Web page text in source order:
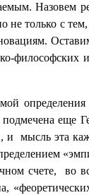
Назовем
не только с
еще
мысль эта
счете, во